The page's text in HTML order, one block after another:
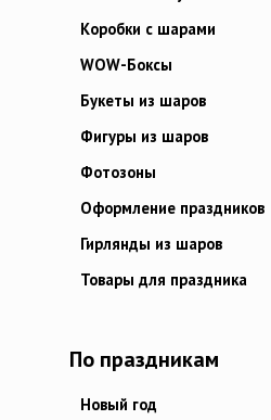
Коробки с шарами
WOW-Боксы
Букеты из шаров
Фигуры из шаров
Фотозоны
Оформление праздников
Гирлянды из шаров
Товары для праздника
По праздникам
Новый год